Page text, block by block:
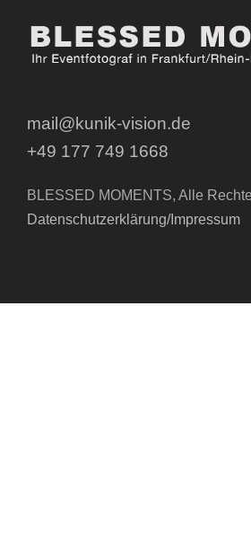
mail@kunik-vision.de
+49 177 749 1668
BLESSED MOMENTS, Alle
Datenschutzerklärung/Impressum